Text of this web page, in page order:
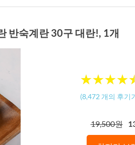
반숙계란 30구 대란!, 1개
★★★★
★★★★
(8,472개의 후기
19,500원